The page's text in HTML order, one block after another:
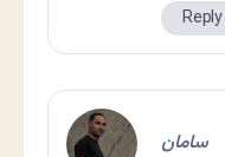
Reply
سامان